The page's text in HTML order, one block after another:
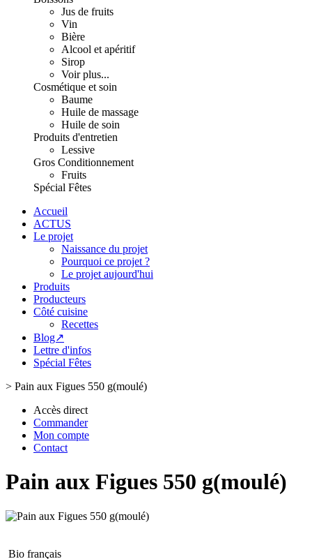
Jus de fruits
Vin
Bière
Alcool et apéritif
Sirop
Voir plus...
Cosmétique et soin
Baume
Huile de massage
Huile de soin
Produits d'entretien
Lessive
Gros Conditionnement
Fruits
Spécial Fêtes
Accueil
ACTUS
Le projet
Naissance du projet
Pourquoi ce projet ?
Le projet aujourd'hui
Produits
Producteurs
Côté cuisine
Recettes
Blog↗
Lettre d'infos
Spécial Fêtes
> Pain aux Figues 550 g(moulé)
Accès direct
Commander
Mon compte
Contact
Pain aux Figues 550 g(moulé)
Bio français